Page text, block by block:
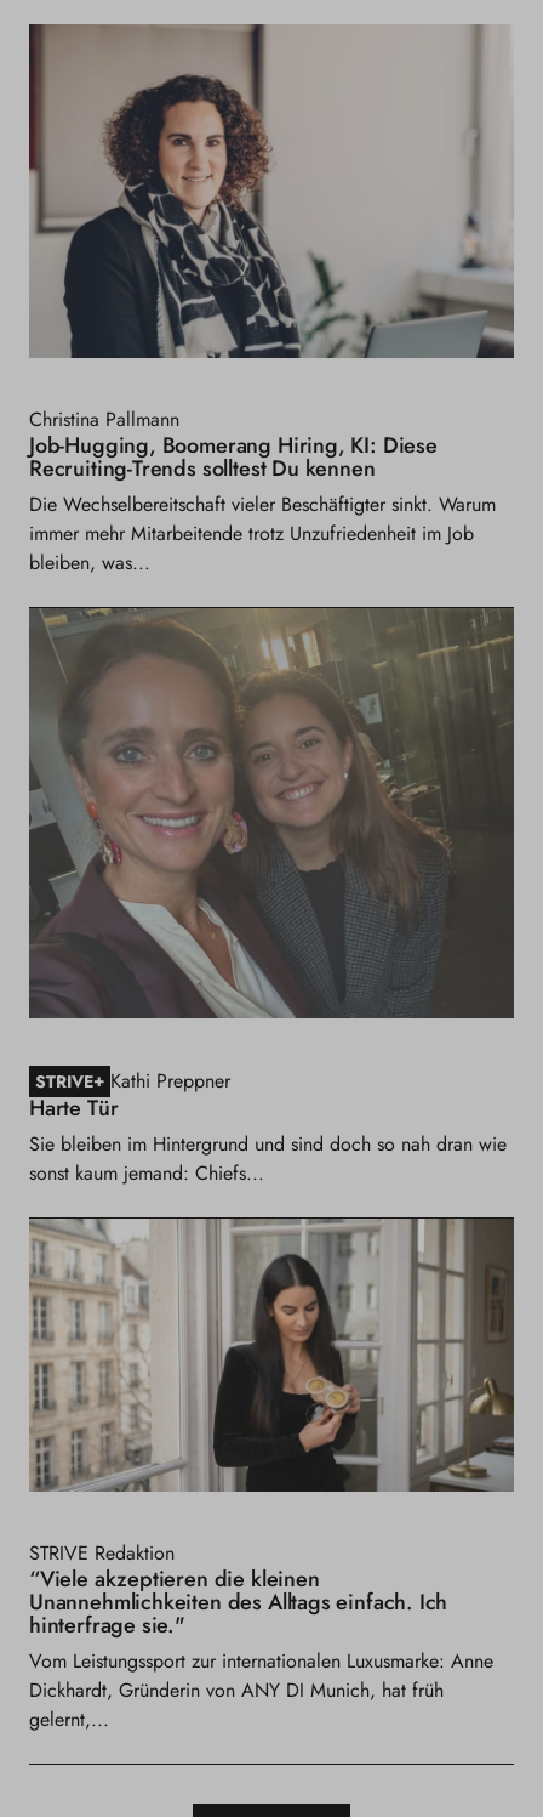
Christina Pallmann
Job-Hugging, Boomerang Hiring, KI: Diese
Recruiting-Trends solltest Du kennen
Die Wechselbereitschaft vieler Beschäftigter sinkt. Warum
immer mehr Mitarbeitende trotz Unzufriedenheit im Job
bleiben, was...
STRIVE+ Kathi Preppner
Harte Tür
Sie bleiben im Hintergrund und sind doch so nah dran wie
sonst kaum jemand: Chiefs...
STRIVE Redaktion
“Viele akzeptieren die kleinen
Unannehmlichkeiten des Alltags einfach. Ich
hinterfrage sie."
Vom Leistungssport zur internationalen Luxusmarke: Anne
Dickhardt, Gründerin von ANY DI Munich, hat früh
gelernt,...